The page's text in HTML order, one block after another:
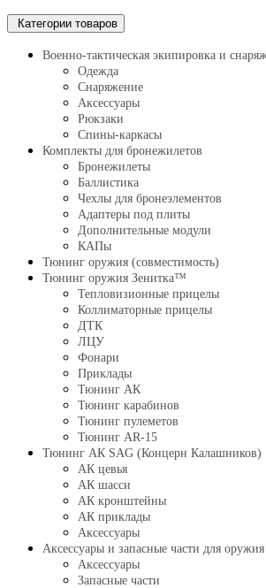
Категории товаров
Военно-тактическая экипировка и
Одежда
Снаряжение
Аксессуары
Рюкзаки
Спины-каркасы
Комплекты для бронежилетов
Бронежилеты
Баллистика
Чехлы для бронеэлементов
Адаптеры под плиты
Дополнительные модули
КАПы
Тюнинг оружия (совместимость)
Тюнинг оружия Зенитка™
Тепловизионные прицелы
Коллиматорные прицелы
ДТК
ЛЦУ
Фонари
Приклады
Тюнинг АК
Тюнинг карабинов
Тюнинг пулеметов
Тюнинг AR-15
Тюнинг АК SAG (Концерн Калашников)
АК цевья
АК шасси
АК кронштейны
АК приклады
Аксессуары
Аксессуары и запасные части для оружия
Аксессуары
Запасные части